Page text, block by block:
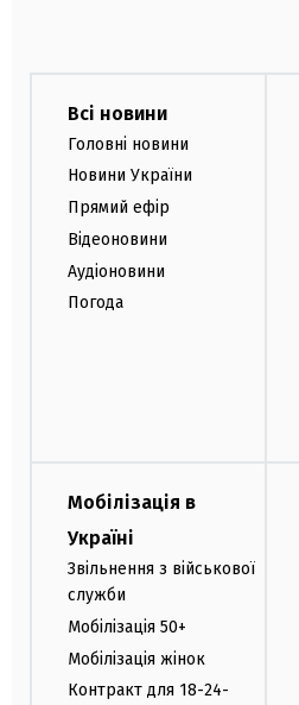
Всі новини
Головні новини
Новини України
Прямий ефір
Відеоновини
Аудіоновини
Погода
Мобілізація в
Україні
Звільнення з військової
служби
Мобілізація 50+
Мобілізація жінок
Контракт для 18-24-